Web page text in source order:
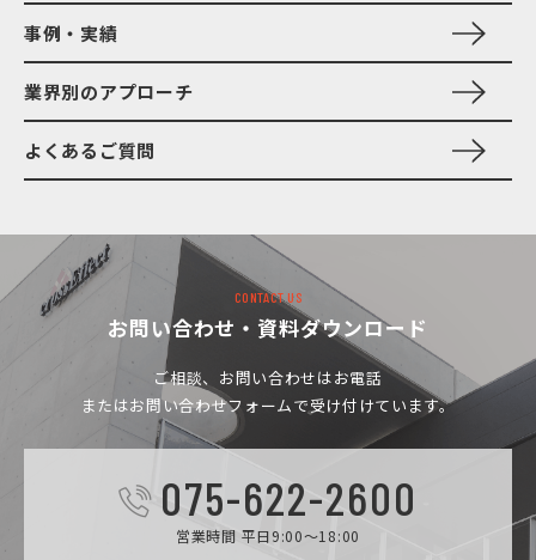
事例・実績
業界別のアプローチ
よくあるご質問
CONTACT US
お問い合わせ・資料ダウンロード
ご相談、お問い合わせはお電話
またはお問い合わせフォームで受け付けています。
075-622-2600
営業時間 平日9:00～18:00